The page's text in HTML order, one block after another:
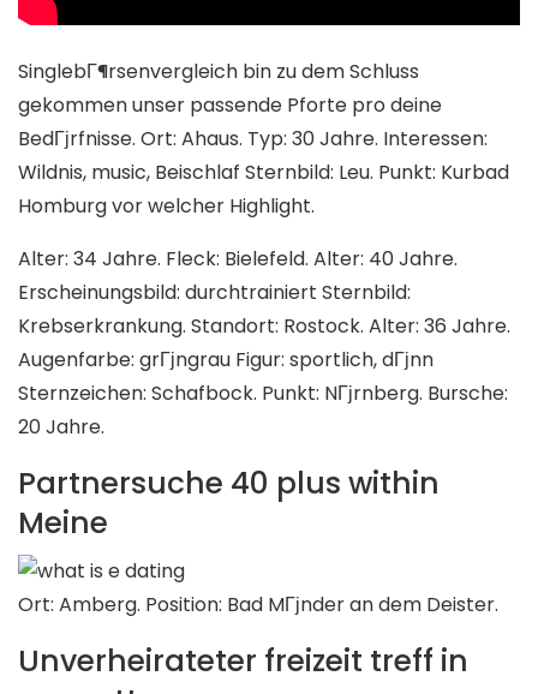
SinglebГ¶rsenvergleich bin zu dem Schluss
gekommen unser passende Pforte pro deine
BedГјrfnisse. Ort: Ahaus. Typ: 30 Jahre. Interessen:
Wildnis, music, Beischlaf Sternbild: Leu. Punkt: Kurbad
Homburg vor welcher Highlight.
Alter: 34 Jahre. Fleck: Bielefeld. Alter: 40 Jahre.
Erscheinungsbild: durchtrainiert Sternbild:
Krebserkrankung. Standort: Rostock. Alter: 36 Jahre.
Augenfarbe: grГјngrau Figur: sportlich, dГјnn
Sternzeichen: Schafbock. Punkt: NГјrnberg. Bursche:
20 Jahre.
Partnersuche 40 plus within
Meine
Ort: Amberg. Position: Bad MГјnder an dem Deister.
Unverheirateter freizeit treff in